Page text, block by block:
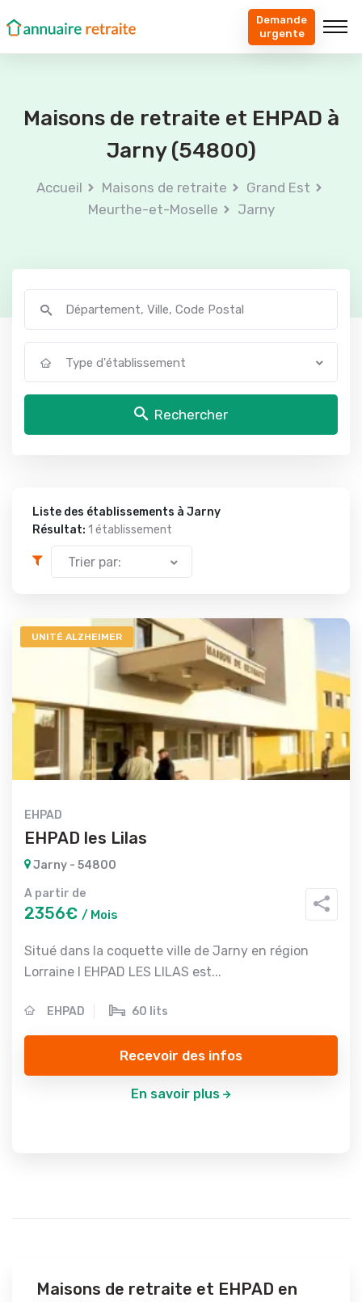
Demande
urgente
Maisons de retraite et EHPAD à
Jarny (54800)
Accueil Maisons de retraite
Grand Est
Meurthe-et-Moselle
Jarny
Type d'établissement
Rechercher
Liste des établissements à Jarny
Résultat: 1 établissement
Trier par:
UNITÉ ALZHEIMER
EHPAD
EHPAD les Lilas
Jarny - 54800
A partir de
2356€ / Mois
Situé dans la coquette ville de Jarny en région
Lorraine l EHPAD LES LILAS est...
EHPAD 60 lits
Recevoir des infos
En savoir plus
Maisons de retraite et EHPAD en